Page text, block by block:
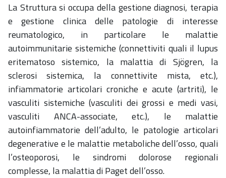
La Struttura si occupa della gestione diagnosi, terapia
e gestione clinica delle patologie di interesse
reumatologico, in particolare le malattie
autoimmunitarie sistemiche (connettiviti quali il lupus
eritematoso sistemico, la malattia di Sjögren, la
sclerosi sistemica, la connettivite mista, etc.),
infiammatorie articolari croniche e acute (artriti), le
vasculiti sistemiche (vasculiti dei grossi e medi vasi,
vasculiti ANCA-associate, etc.), le malattie
autoinfiammatorie dell’adulto, le patologie articolari
degenerative e le malattie metaboliche dell’osso, quali
l’osteoporosi, le sindromi dolorose regionali
complesse, la malattia di Paget dell’osso.